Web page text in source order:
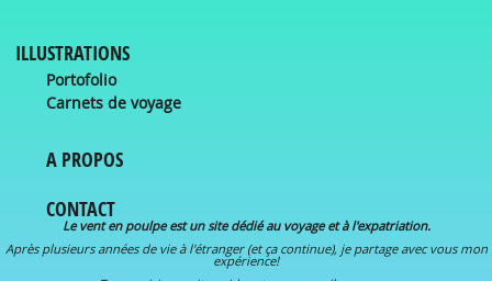
ILLUSTRATIONS
Portofolio
Carnets de voyage
A PROPOS
CONTACT
Le vent en poulpe est un site dédié au voyage et à l'expatriation.
Après plusieurs années de vie à l'étranger (et ça continue), je partage avec vous mon
expérience!